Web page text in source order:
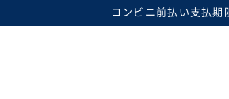
コンビニ前払い支払期